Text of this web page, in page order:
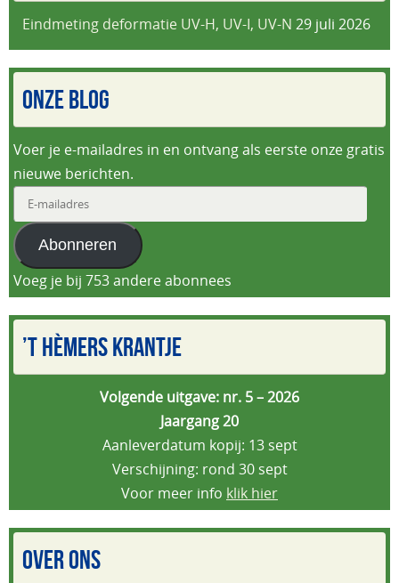
Eindmeting deformatie UV-H, UV-I, UV-N 29 juli 2026
ONZE BLOG
Voer je e-mailadres in en ontvang als eerste onze gratis
nieuwe berichten.
mailadres
Abonneren
Voeg je bij 753 andere abonnees
’T HÈMERS KRANTJE
Volgende uitgave: nr. 5 – 2026
Jaargang 20
Aanleverdatum kopij: 13 sept
Verschijning: rond 30 sept
Voor meer info klik hier
OVER ONS